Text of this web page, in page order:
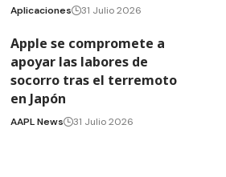
Aplicaciones 31 Julio 2026
Apple se compromete a
apoyar las labores de
socorro tras el terremoto
en Japón
AAPL News 31 Julio 2026